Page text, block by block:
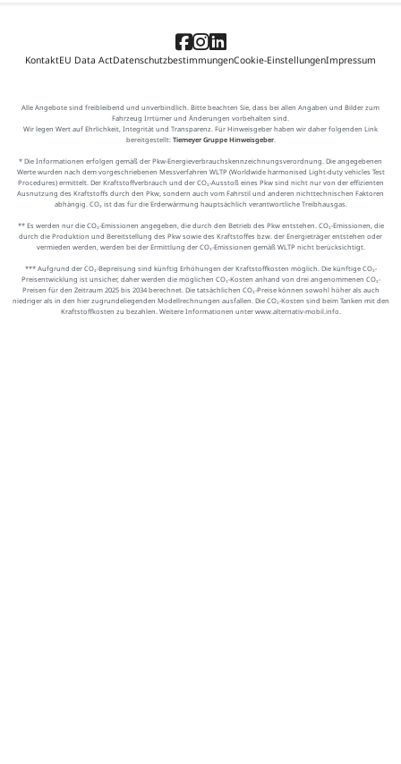
KontaktEU Data ActDatenschutzbestimmungenCookie-EinstellungenImpressum
Alle Angebote sind freibleibend und unverbindlich. Bitte beachten Sie, dass bei allen Angaben und Bilder zum
Fahrzeug Irrtümer und Änderungen vorbehalten sind.
Wir legen Wert auf Ehrlichkeit, Integrität und Transparenz. Für Hinweisgeber haben wir daher folgenden Link
bereitgestellt: Tiemeyer Gruppe Hinweisgeber.
* Die Informationen erfolgen gemäß der Pkw-Energieverbrauchskennzeichnungsverordnung. Die angegebenen
Werte wurden nach dem vorgeschriebenen Messverfahren WLTP (Worldwide harmonised Light-duty vehicles Test
Procedures) ermittelt. Der Kraftstoffverbrauch und der CO₂-Ausstoß eines Pkw sind nicht nur von der effizienten
Ausnutzung des Kraftstoffs durch den Pkw, sondern auch vom Fahrstil und anderen nichttechnischen Faktoren
abhängig. CO₂ ist das für die Erderwärmung hauptsächlich verantwortliche Treibhausgas.
** Es werden nur die CO₂-Emissionen angegeben, die durch den Betrieb des Pkw entstehen. CO₂-Emissionen, die
durch die Produktion und Bereitstellung des Pkw sowie des Kraftstoffes bzw. der Energieträger entstehen oder
vermieden werden, werden bei der Ermittlung der CO₂-Emissionen gemäß WLTP nicht berücksichtigt.
*** Aufgrund der CO₂-Bepreisung sind künftig Erhöhungen der Kraftstoffkosten möglich. Die künftige CO₂-
Preisentwicklung ist unsicher, daher werden die möglichen CO₂-Kosten anhand von drei angenommenen CO₂-
Preisen für den Zeitraum 2025 bis 2034 berechnet. Die tatsächlichen CO₂-Preise können sowohl höher als auch
niedriger als in den hier zugrundeliegenden Modellrechnungen ausfallen. Die CO₂-Kosten sind beim Tanken mit den
Kraftstoffkosten zu bezahlen. Weitere Informationen unter www.alternativ-mobil.info.